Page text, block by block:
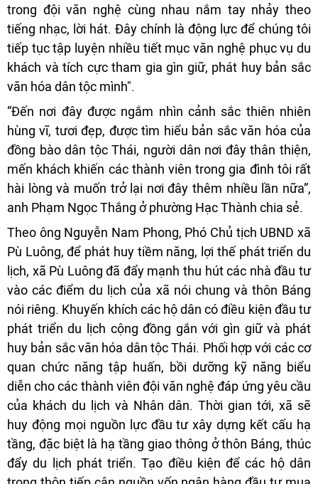
trong đội văn nghệ cùng nhau nắm tay nhảy theo
tiếng nhạc, lời hát. Đây chính là động lực để chúng tôi
tiếp tục tập luyện nhiều tiết mục văn nghệ phục vụ du
khách và tích cực tham gia gìn giữ, phát huy bản sắc
văn hóa dân tộc mình".
“Đến nơi đây được ngắm nhìn cảnh sắc thiên nhiên
hùng vĩ, tươi đẹp, được tìm hiểu bản sắc văn hóa của
đồng bào dân tộc Thái, người dân nơi đây thân thiện,
mến khách khiến các thành viên trong gia đình tôi rất
hài lòng và muốn trở lại nơi đây thêm nhiều lần nữa”,
anh Phạm Ngọc Thắng ở phường Hạc Thành chia sẻ.
Theo ông Nguyễn Nam Phong, Phó Chủ tịch UBND xã
Pù Luông, để phát huy tiềm năng, lợi thế phát triển du
lịch, xã Pù Luông đã đẩy mạnh thu hút các nhà đầu tư
vào các điểm du lịch của xã nói chung và thôn Báng
nói riêng. Khuyến khích các hộ dân có điều kiện đầu tư
phát triển du lịch cộng đồng gắn với gìn giữ và phát
huy bản sắc văn hóa dân tộc Thái. Phối hợp với các cơ
quan chức năng tập huấn, bồi dưỡng kỹ năng biểu
diễn cho các thành viên đội văn nghệ đáp ứng yêu cầu
của khách du lịch và Nhân dân. Thời gian tới, xã sẽ
huy động mọi nguồn lực đầu tư xây dựng kết cấu hạ
tầng, đặc biệt là hạ tầng giao thông ở thôn Báng, thúc
đẩy du lịch phát triển. Tạo điều kiện để các hộ dân